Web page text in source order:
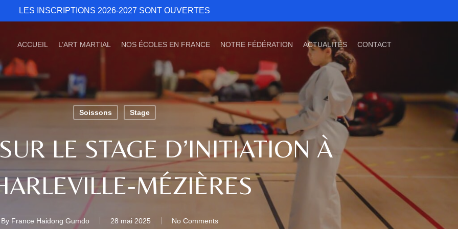
LES INSCRIPTIONS 2026-2027 SONT OUVERTES
ACCUEIL L’ART MARTIAL NOS ÉCOLES EN FRANCE NOTRE FÉDÉRATION ACTUALITÉS CONTACT
Soissons Stage
LE STAGE D’INITIATION À
By France Haidong Gumdo 28 mai 2025 No Comments